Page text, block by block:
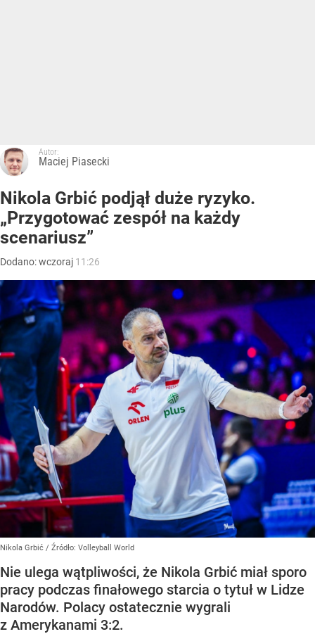
Autor:
Maciej Piasecki
Nikola Grbić podjął duże ryzyko.
„Przygotować zespół na każdy
scenariusz”
Dodano:wczoraj 11:26
Nikola Grbić / Źródło: Volleyball World
Nie ulega wątpliwości, że Nikola Grbić miał sporo
pracy podczas finałowego starcia o tytuł w Lidze
Narodów. Polacy ostatecznie wygrali
z Amerykanami 3:2.